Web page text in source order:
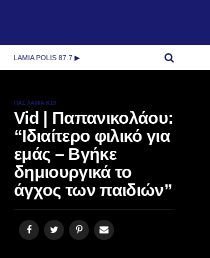
LAMIA POLIS 87.7 ▶︎
ΠΑΣ ΛΑΜΊΑ Κ19
Vid | Παπανικολάου:
“Ιδιαίτερο φιλικό για
εμάς – Βγήκε
δημιουργικά το
άγχος των παιδιών”